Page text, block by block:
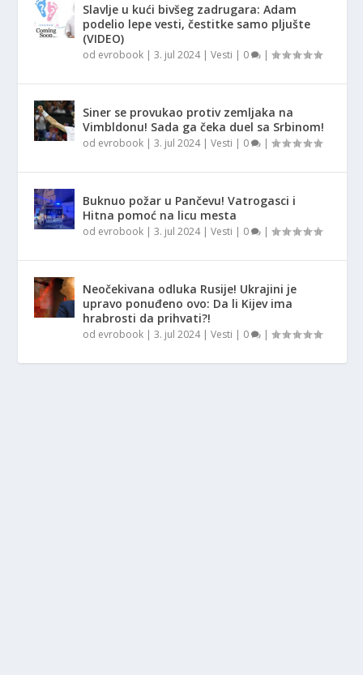
Slavlje u kući bivšeg zadrugara: Adam
podelio lepe vesti, čestitke samo pljušte
(VIDEO)
od evrobook |3. jul 2024|Vesti | 0 |
Siner se provukao protiv zemljaka na
Vimbldonu! Sada ga čeka duel sa Srbinom!
od evrobook |3. jul 2024|Vesti | 0 |
Buknuo požar u Pančevu! Vatrogasci i
Hitna pomoć na licu mesta
od evrobook |3. jul 2024|Vesti | 0 |
Neočekivana odluka Rusije! Ukrajini je
upravo ponuđeno ovo: Da li Kijev ima
hrabrosti da prihvati?!
od evrobook |3. jul 2024|Vesti | 0 |